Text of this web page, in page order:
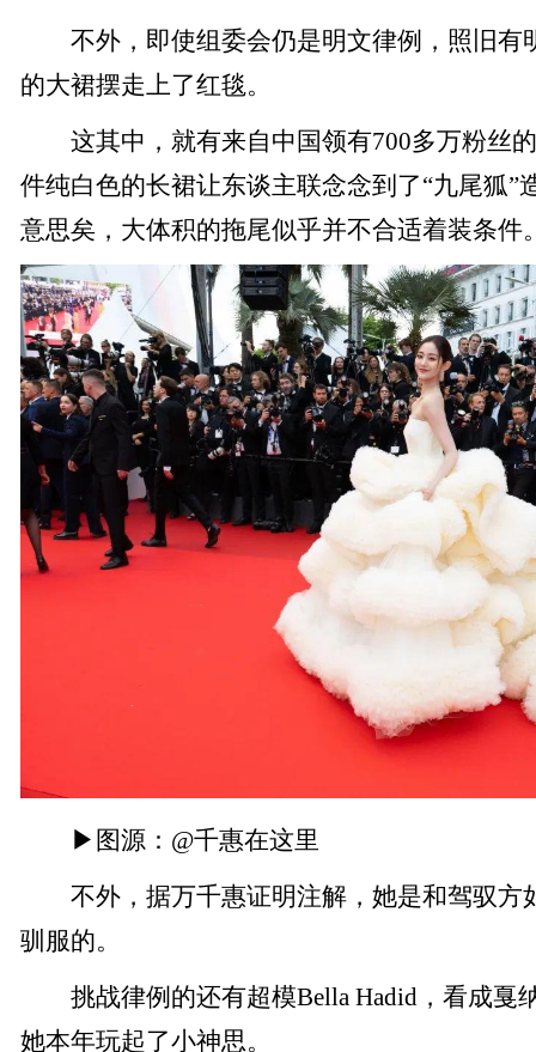
不外，即使组委会仍是明文律例，照旧有
的大裙摆走上了红毯。
这其中，就有来自中国领有700多万粉丝
件纯白色的长裙让东谈主联念念到了“九尾狐”
意思矣，大体积的拖尾似乎并不合适着装条件
▶图源：@千惠在这里
不外，据万千惠证明注解，她是和驾驭方
驯服的。
挑战律例的还有超模Bella Hadid，看成戛
她本年玩起了小神思。